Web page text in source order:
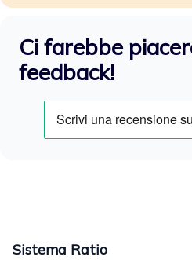
Ci farebbe
feedback!
Sistema Ratio